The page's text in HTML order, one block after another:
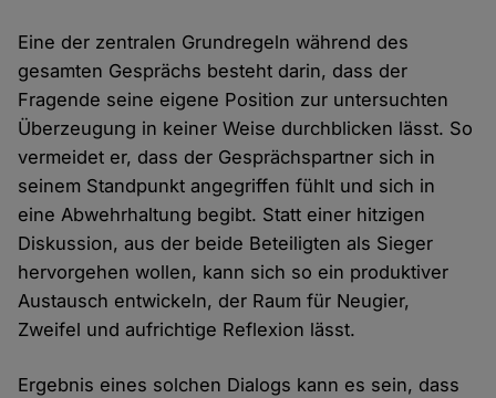
Eine der zentralen Grundregeln während des
gesamten Gesprächs besteht darin, dass der
Fragende seine eigene Position zur untersuchten
Überzeugung in keiner Weise durchblicken lässt. So
vermeidet er, dass der Gesprächspartner sich in
seinem Standpunkt angegriffen fühlt und sich in
eine Abwehrhaltung begibt. Statt einer hitzigen
Diskussion, aus der beide Beteiligten als Sieger
hervorgehen wollen, kann sich so ein produktiver
Austausch entwickeln, der Raum für Neugier,
Zweifel und aufrichtige Reflexion lässt.
Ergebnis eines solchen Dialogs kann es sein, dass